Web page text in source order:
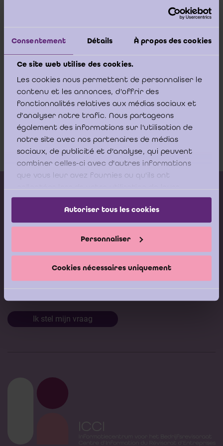
Consentement Détails À propos des cookies
Ce site web utilise des cookies.
Les cookies nous permettent de personnaliser le
contenu et les annonces, d'offrir des
fonctionnalités relatives aux médias sociaux et
d'analyser notre trafic. Nous partageons
également des informations sur l'utilisation de
notre site avec nos partenaires de médias
sociaux, de publicité et d'analyse, qui peuvent
combiner celles-ci avec d'autres informations
que vous leur avez fournies ou qu'ils ont
services.
Autoriser tous les cookies
Personnaliser
Cookies nécessaires uniquement
verplichting om een opdrachtbrief op te stellen voor elke opdracht.
van norm met betrekking tot de contractuele controle van KMO’s en
kleine (i)vzw’s en stichtingen en de gedeelde wettelijk voorbehouden
opdrachten bij KMO’s en kleine (i)vzw’s en stichtingen (herziene
Het kan nuttig zijn om een juridisch advies te verkrijgen teneinde het
gepast karakter van elke opdrachtbrief te bevestigen.
Een voorbeeld van algemeen contractueel kader voor prestaties is
hier beschikbaar.
Kalender vorming
Gepubliceerde adviezen
Modeldocumenten
Stel nu uw vraag aan de
Ik stel mijn vraag